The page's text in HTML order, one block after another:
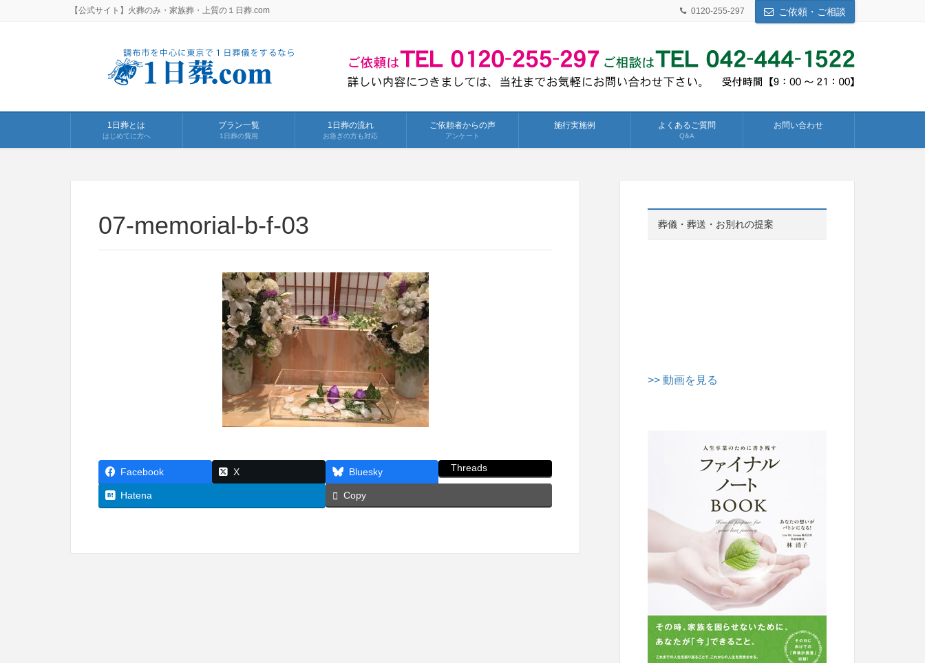
【公式サイト】火葬のみ・家族葬・上質の１日葬.com 0120-255-297 ご依頼・ご相談
1日葬とは
はじめてに方へ
プラン一覧
1日葬の費用
1日葬の流れ
お急ぎの方も対応
ご依頼者からの声
アンケート
施行実施例 よくあるご質問
Q&A
お問い合わせ
07-memorial-b-f-03
Facebook X Bluesky Threads
Hatena Copy
葬儀・葬送・お別れの提案
>> 動画を見る